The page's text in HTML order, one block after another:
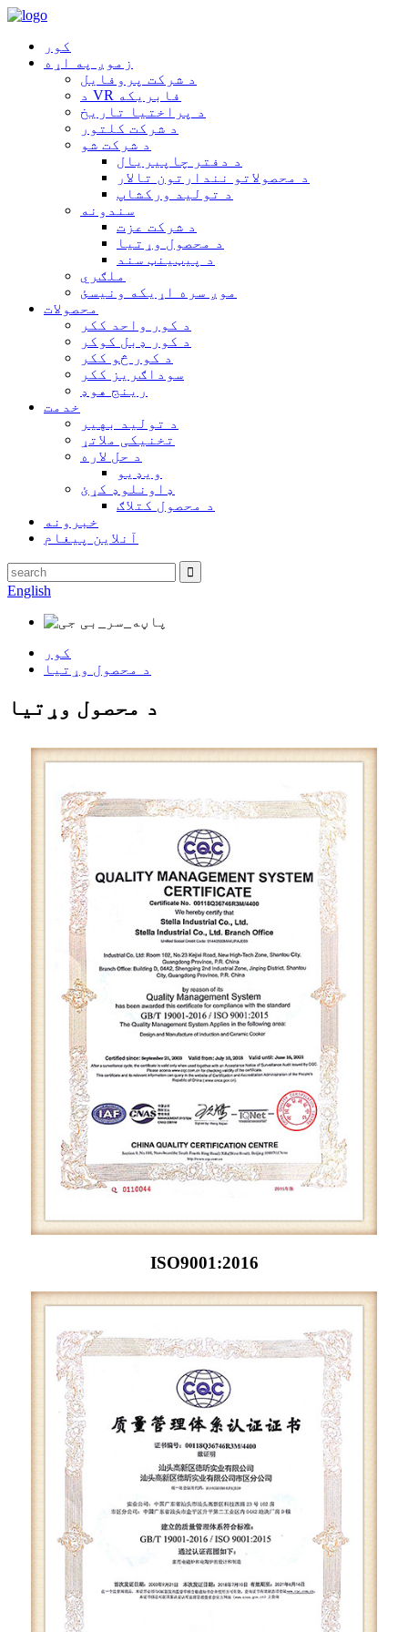
کور
زموږ په اړه
د شرکت پروفایل
د VR فابریکه
د پراختیا تاریخ
د شرکت کلتور
د شرکت شو
د دفتر چاپیریال
د محصولاتو نندارتون تالار
د تولید ورکشاپ
سندونه
د شرکت عزت
د محصول وړتیا
د پیټینټ سند
ملګري
موږ سره اړیکه ونیسئ
محصولات
د کور واحد ککر
د کور ډبل کوکر
د کور څو ککر
سوداګریز ککر
رینج هوډ
خدمت
د تولید بهیر
تخنیکی ملاتړ
د حل لاره
ویډیو
ډاونلوډ کړئ
د محصول کتلاګ
خبرونه
آنلاین پیغام
English
کور
د محصول وړتیا
د محصول وړتیا
ISO9001:2016